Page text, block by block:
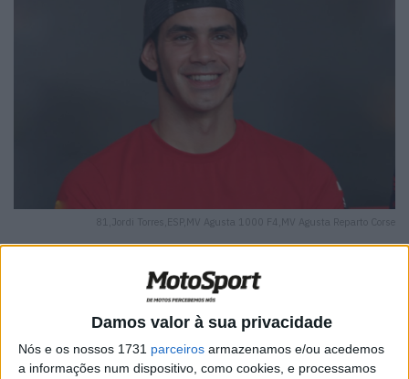
Damos valor à sua privacidade
Nós e os nossos 1731 parceiros armazenamos e/ou acedemos
a informações num dispositivo, como cookies, e processamos
81,Jordi Torres,ESP,MV Agusta 1000 F4,MV Agusta Reparto Corse
🔊 Ouvir artigo
Depois do desconhecidoChristophe Ponssonem Misano,